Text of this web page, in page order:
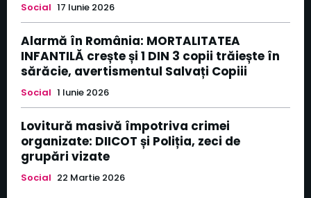
Social 17 Iunie 2026
Alarmă în România: MORTALITATEA
INFANTILĂ crește și 1 DIN 3 copii trăiește în
sărăcie, avertismentul Salvați Copiii
Social 1 Iunie 2026
Lovitură masivă împotriva crimei
organizate: DIICOT și Poliția, zeci de
grupări vizate
Social 22 Martie 2026